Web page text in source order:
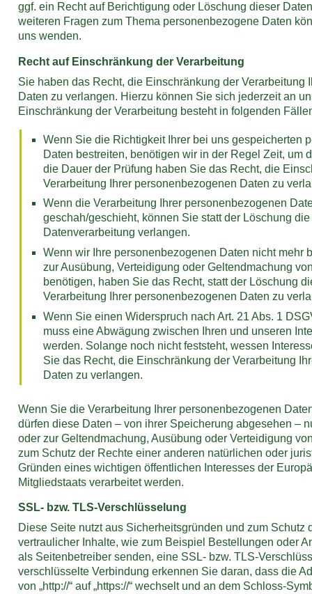
ggf. ein Recht auf Berichtigung oder Löschung dieser
weiteren Fragen zum Thema personenbezogene Daten
uns wenden.
Recht auf Einschränkung der Verarbeitung
Sie haben das Recht, die Einschränkung der Verarbeitung
Daten zu verlangen. Hierzu können Sie sich jederzeit an
Einschränkung der Verarbeitung besteht in folgenden
Wenn Sie die Richtigkeit Ihrer bei uns gespeicherten
Daten bestreiten, benötigen wir in der Regel Zeit, um
die Dauer der Prüfung haben Sie das Recht, die
Verarbeitung Ihrer personenbezogenen Daten zu
Wenn die Verarbeitung Ihrer personenbezogenen
geschah/geschieht, können Sie statt der Löschung
Datenverarbeitung verlangen.
Wenn wir Ihre personenbezogenen Daten nicht mehr
zur Ausübung, Verteidigung oder Geltendmachung
benötigen, haben Sie das Recht, statt der Löschung
Verarbeitung Ihrer personenbezogenen Daten zu
Wenn Sie einen Widerspruch nach Art. 21 Abs. 1
muss eine Abwägung zwischen Ihren und unseren
werden. Solange noch nicht feststeht, wessen
Sie das Recht, die Einschränkung der Verarbeitung
Daten zu verlangen.
Wenn Sie die Verarbeitung Ihrer personenbezogenen
dürfen diese Daten – von ihrer Speicherung abgesehen –
oder zur Geltendmachung, Ausübung oder Verteidigung
zum Schutz der Rechte einer anderen natürlichen oder
Gründen eines wichtigen öffentlichen Interesses der
Mitgliedstaats verarbeitet werden.
SSL- bzw. TLS-Verschlüsselung
Diese Seite nutzt aus Sicherheitsgründen und zum Schutz
vertraulicher Inhalte, wie zum Beispiel Bestellungen oder
als Seitenbetreiber senden, eine SSL- bzw. TLS-
verschlüsselte Verbindung erkennen Sie daran, dass die
von „http://“ auf „https://“ wechselt und an dem Schloss-